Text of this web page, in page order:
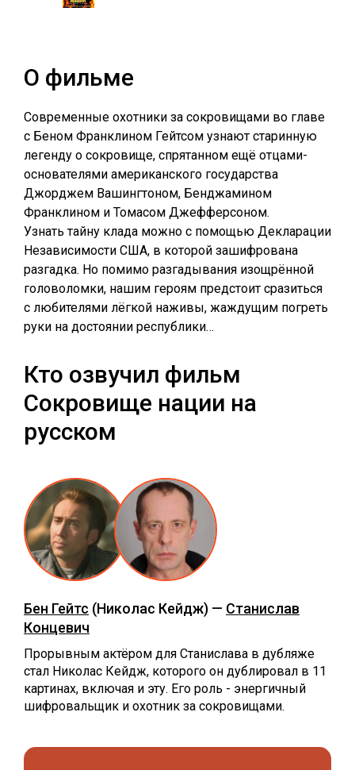
О фильме
Современные охотники за сокровищами во главе
с Беном Франклином Гейтсом узнают старинную
легенду о сокровище, спрятанном ещё отцами-
основателями американского государства
Джорджем Вашингтоном, Бенджамином
Франклином и Томасом Джефферсоном.
Узнать тайну клада можно с помощью Декларации
Независимости США, в которой зашифрована
разгадка. Но помимо разгадывания изощрённой
головоломки, нашим героям предстоит сразиться
с любителями лёгкой наживы, жаждущим погреть
руки на достоянии республики…
Кто озвучил фильм
Сокровище нации на
русском
Бен Гейтс (Николас Кейдж) — Станислав
Концевич
Прорывным актёром для Станислава в дубляже
стал Николас Кейдж, которого он дублировал в 11
картинах, включая и эту. Его роль - энергичный
шифровальщик и охотник за сокровищами.